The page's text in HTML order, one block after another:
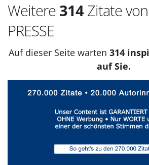
Weitere 314 Zitate
PRESSE
Auf dieser Seite warten 314
auf Sie.